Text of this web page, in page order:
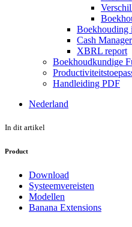
Boekhouding
Cash Manager
XBRL report
Boekhoudkundige
Handleiding PDF
Nederland
In dit artikel
Product
Download
Systeemvereisten
Modellen
Banana Extensions